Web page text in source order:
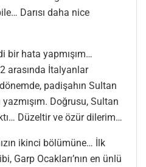
Darısı daha nice
bir hata yapmışım…
arasında İtalyanlar
padişahın Sultan
Doğrusu, Sultan
Düzeltir ve özür dilerim…
ikinci bölümüne… İlk
Garp Ocakları’nın en ünlü